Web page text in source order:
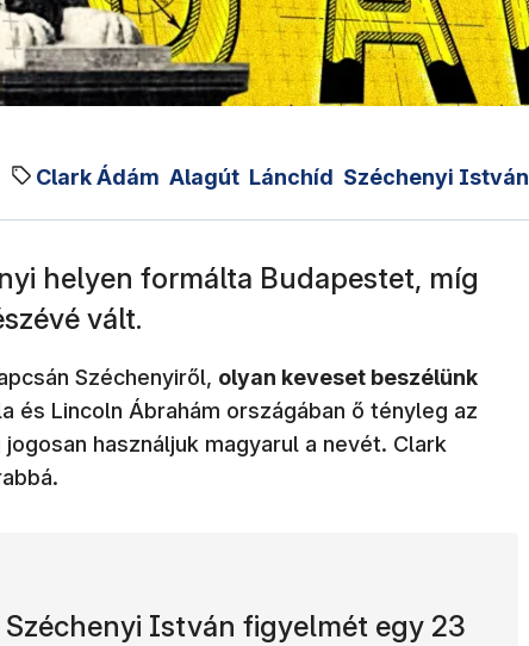
Clark Ádám Alagút Lánchíd Széchenyi István
helyen formálta Budapestet, míg
vált.
Széchenyiről, olyan keveset beszélünk
és Lincoln Ábrahám országában ő tényleg az
használjuk magyarul a nevét. Clark
István figyelmét egy 23